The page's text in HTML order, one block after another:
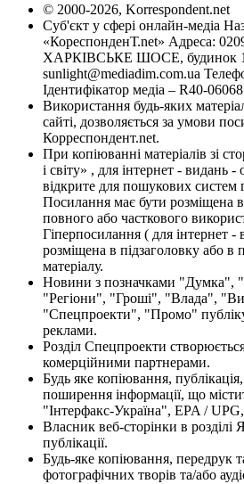
© 2000-2026, Korrespondent.net
Суб'єкт у сфері онлайн-медіа
«КореспонденТ.net» Адреса:
ХАРКІВСЬКЕ ШОСЕ, будинок
sunlight@mediadim.com.ua
Ідентифікатор медіа – R40-06068
Використання будь-яких
сайті, дозволяється за умови
Корреспондент.net.
При копіюванні матеріалів зі
і світу» , для інтернет - видань
відкрите для пошукових систем
Посилання має бути розміщена в
повного або часткового
Гіперпосилання ( для інтернет
розміщена в підзаголовку або в
матеріалу.
Новини з позначками "Думка",
"Регіони", "Гроші", "Влада",
"Спецпроекти", "Промо"
реклами.
Розділ Спецпроекти
комерційними партнерами.
Будь яке копіювання,
поширення інформації, що
"Інтерфакс-Україна", EPA /
Власник веб-сторінки в розділі
публікації.
Будь-яке копіювання, передрук
фотографічних творів та/або